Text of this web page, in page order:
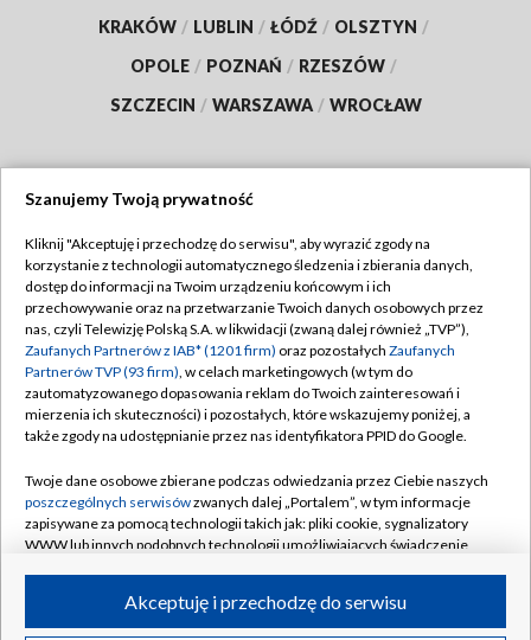
KRAKÓW / LUBLIN / ŁÓDŹ / OLSZTYN /
OPOLE / POZNAŃ / RZESZÓW /
SZCZECIN / WARSZAWA / WROCŁAW
TVP
Abonament TVP
Emisja w TVP
Centrum informacji TVP
Naziemna Telewizja Cyfrowa
Rada Programowa
System NOS
Informacje o nadawcy
Program dla prasy
Regulamin TVP
Polityka prywatności
Moje zgody
Pomoc
Kontakt
Kanały
Szanujemy Twoją prywatność
Kliknij "Akceptuję i przechodzę do serwisu", aby wyrazić zgody na
korzystanie z technologii automatycznego śledzenia i zbierania danych,
dostęp do informacji na Twoim urządzeniu końcowym i ich
przechowywanie oraz na przetwarzanie Twoich danych osobowych przez
nas, czyli Telewizję Polską S.A. w likwidacji (zwaną dalej również „TVP”),
Zaufanych Partnerów z IAB* (1201 firm) oraz pozostałych Zaufanych
Partnerów TVP (93 firm), w celach marketingowych (w tym do
zautomatyzowanego dopasowania reklam do Twoich zainteresowań i
mierzenia ich skuteczności) i pozostałych, które wskazujemy poniżej, a
także zgody na udostępnianie przez nas identyfikatora PPID do Google.
Twoje dane osobowe zbierane podczas odwiedzania przez Ciebie naszych
poszczególnych serwisówzwanych dalej „Portalem”, w tym informacje
zapisywane za pomocą technologii takich jak: pliki cookie, sygnalizatory
WWW lub innych podobnych technologii umożliwiających świadczenie
ruchu w Internecie.Akceptuję i przechodzę do serwisu